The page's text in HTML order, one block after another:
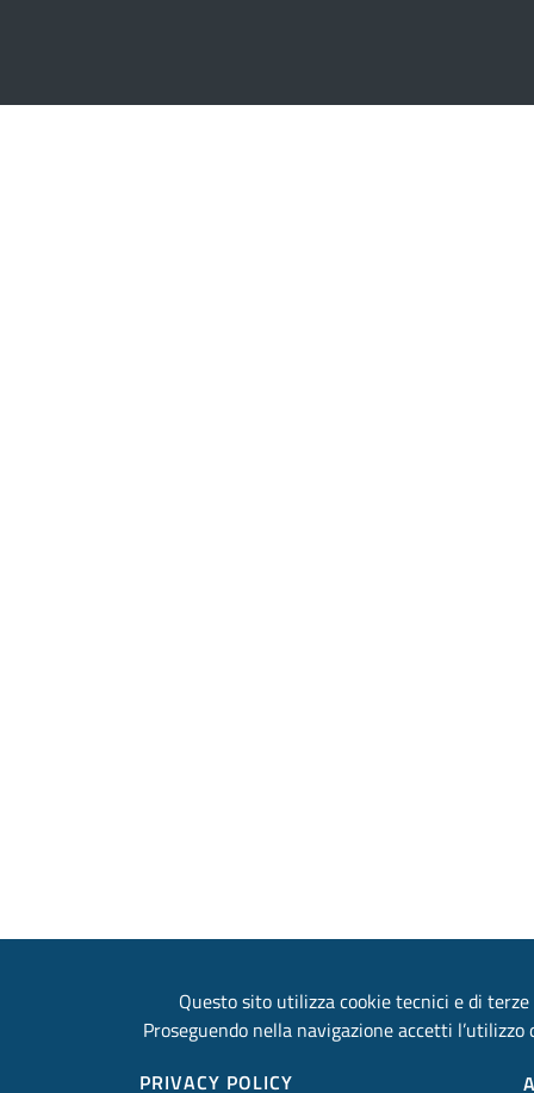
Questo sito utilizza cookie tecnici e di
Proseguendo nella navigazione accetti l’utilizzo
PRIVACY POLICY